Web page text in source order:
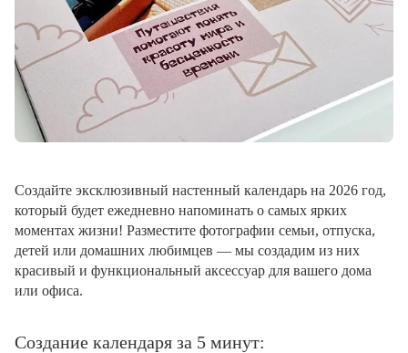
Создайте эксклюзивный настенный календарь на 2026 год,
который будет ежедневно напоминать о самых ярких
моментах жизни! Разместите фотографии семьи, отпуска,
детей или домашних любимцев — мы создадим из них
красивый и функциональный аксессуар для вашего дома
или офиса.
Создание календаря за 5 минут: